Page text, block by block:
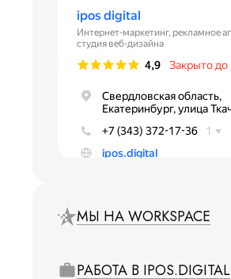
МЫ НА WORKSPACE
РАБОТА В IPOS.DIGITAL